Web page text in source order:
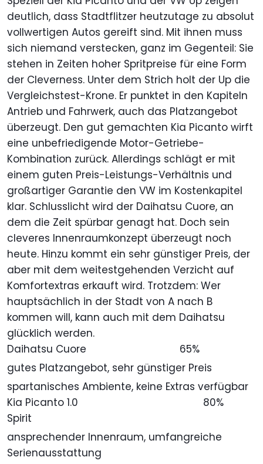
deutlich, dass Stadtflitzer heutzutage zu absolut
vollwertigen Autos gereift sind. Mit ihnen muss
sich niemand verstecken, ganz im Gegenteil: Sie
stehen in Zeiten hoher Spritpreise für eine Form
der Cleverness. Unter dem Strich holt der Up die
Vergleichstest-Krone. Er punktet in den Kapiteln
Antrieb und Fahrwerk, auch das Platzangebot
überzeugt. Den gut gemachten Kia Picanto wirft
eine unbefriedigende Motor-Getriebe-
Kombination zurück. Allerdings schlägt er mit
einem guten Preis-Leistungs-Verhältnis und
großartiger Garantie den VW im Kostenkapitel
klar. Schlusslicht wird der Daihatsu Cuore, an
dem die Zeit spürbar genagt hat. Doch sein
cleveres Innenraumkonzept überzeugt noch
heute. Hinzu kommt ein sehr günstiger Preis, der
aber mit dem weitestgehenden Verzicht auf
Komfortextras erkauft wird. Trotzdem: Wer
hauptsächlich in der Stadt von A nach B
kommen will, kann auch mit dem Daihatsu
glücklich werden.
Daihatsu Cuore
65%
gutes Platzangebot, sehr günstiger Preis
spartanisches Ambiente, keine Extras verfügbar
Kia Picanto 1.0
Spirit
80%
ansprechender Innenraum, umfangreiche
Serienausstattung